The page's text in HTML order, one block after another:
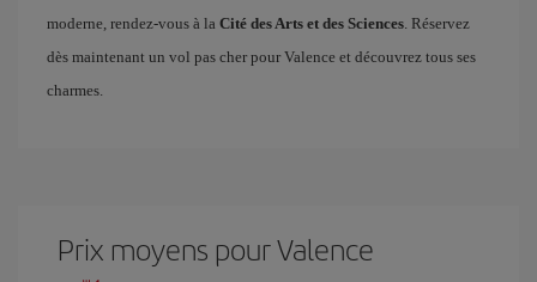
moderne, rendez-vous à la Cité des Arts et des Sciences. Réservez
dès maintenant un vol pas cher pour Valence et découvrez tous ses
charmes.
Prix ​​moyens pour Valence